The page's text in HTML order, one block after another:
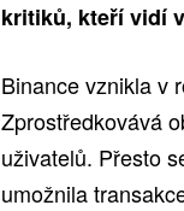
kritiků, kteří vidí
Binance vznikla v
Zprostředkovává
uživatelů. Přesto
umožnila